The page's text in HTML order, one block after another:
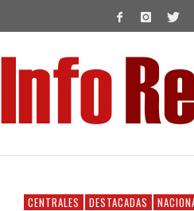
CENTRALES DESTACADAS